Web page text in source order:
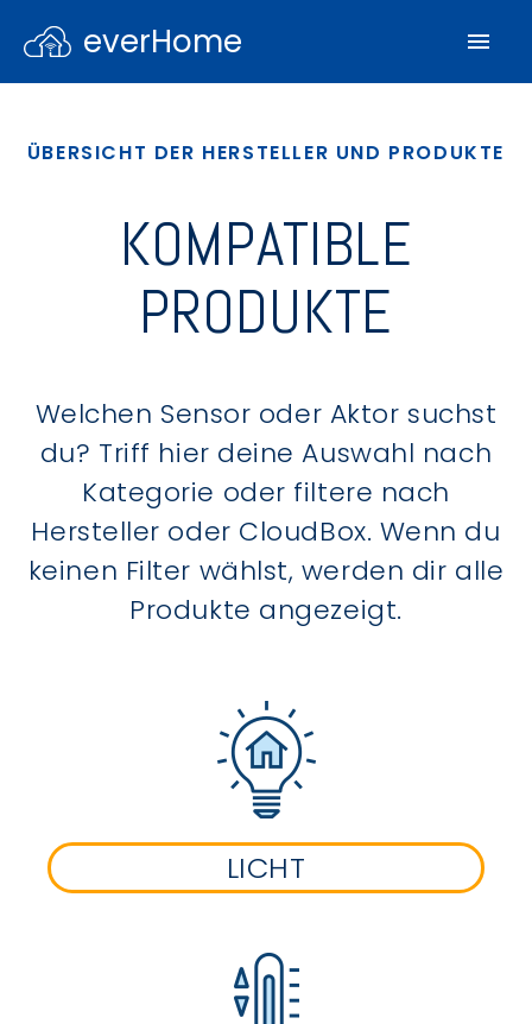
everHome
ÜBERSICHT DER HERSTELLER UND PRODUKTE
KOMPATIBLE
PRODUKTE
Welchen Sensor oder Aktor suchst
du? Triff hier deine Auswahl nach
Kategorie oder filtere nach
Hersteller oder CloudBox. Wenn du
keinen Filter wählst, werden dir alle
Produkte angezeigt.
LICHT